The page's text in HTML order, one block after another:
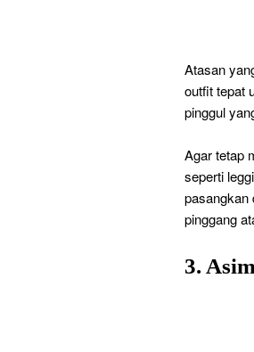
Atasan
outfit tepat
pinggul
Agar tetap
seperti
pasangkan
pinggang
3.